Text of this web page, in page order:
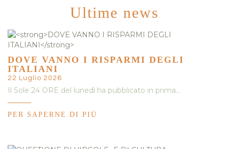
Ultime news
DOVE VANNO I RISPARMI DEGLI
ITALIANI
22 Luglio 2026
Il Sole 24 ORE del lunedì ha pubblicato in prima…
PER SAPERNE DI PIÙ